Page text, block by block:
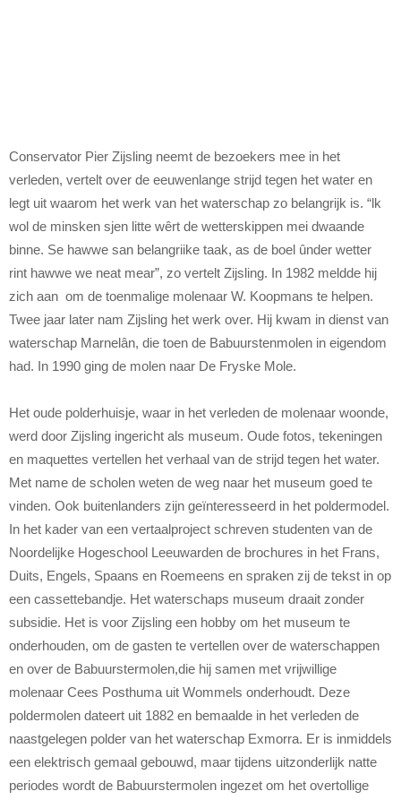
Conservator Pier Zijsling neemt de bezoekers mee in het
verleden, vertelt over de eeuwenlange strijd tegen het water en
legt uit waarom het werk van het waterschap zo belangrijk is. “lk
wol de minsken sjen litte wêrt de wetterskippen mei dwaande
binne. Se hawwe san belangriike taak, as de boel ûnder wetter
rint hawwe we neat mear”, zo vertelt Zijsling. In 1982 meldde hij
zich aan om de toenmalige molenaar W. Koopmans te helpen.
Twee jaar later nam Zijsling het werk over. Hij kwam in dienst van
waterschap Marnelân, die toen de Babuurstenmolen in eigendom
had. In 1990 ging de molen naar De Fryske Mole.
Het oude polderhuisje, waar in het verleden de molenaar woonde,
werd door Zijsling ingericht als museum. Oude fotos, tekeningen
en maquettes vertellen het verhaal van de strijd tegen het water.
Met name de scholen weten de weg naar het museum goed te
vinden. Ook buitenlanders zijn geïnteresseerd in het poldermodel.
In het kader van een vertaalproject schreven studenten van de
Noordelijke Hogeschool Leeuwarden de brochures in het Frans,
Duits, Engels, Spaans en Roemeens en spraken zij de tekst in op
een cassettebandje. Het waterschaps museum draait zonder
subsidie. Het is voor Zijsling een hobby om het museum te
onderhouden, om de gasten te vertellen over de waterschappen
en over de Babuurstermolen,die hij samen met vrijwillige
molenaar Cees Posthuma uit Wommels onderhoudt. Deze
poldermolen dateert uit 1882 en bemaalde in het verleden de
naastgelegen polder van het waterschap Exmorra. Er is inmiddels
een elektrisch gemaal gebouwd, maar tijdens uitzonderlijk natte
periodes wordt de Babuurstermolen ingezet om het overtollige